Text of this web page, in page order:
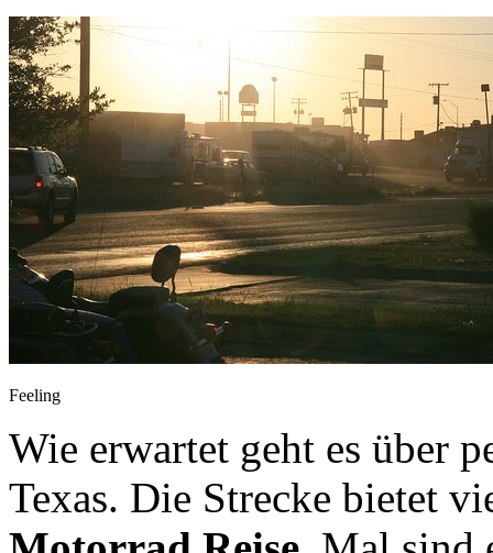
Feeling
Wie erwartet geht es über
Texas. Die Strecke bietet